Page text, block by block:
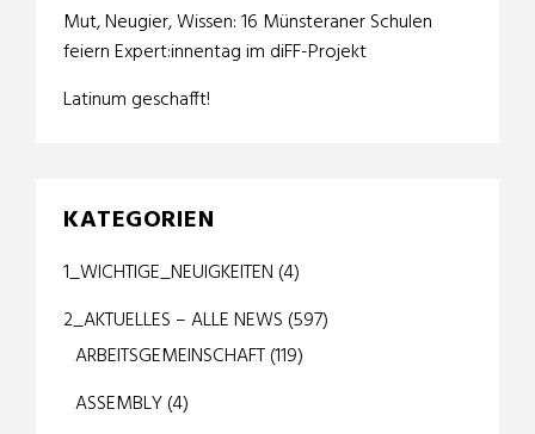
Mut, Neugier, Wissen: 16 Münsteraner Schulen
feiern Expert:innentag im diFF-Projekt
Latinum geschafft!
KATEGORIEN
1_WICHTIGE_NEUIGKEITEN (4)
2_AKTUELLES – ALLE NEWS (597)
ARBEITSGEMEINSCHAFT(119)
ASSEMBLY(4)